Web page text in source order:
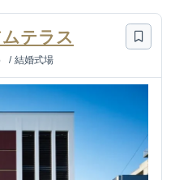
テラス
/ 結婚式場